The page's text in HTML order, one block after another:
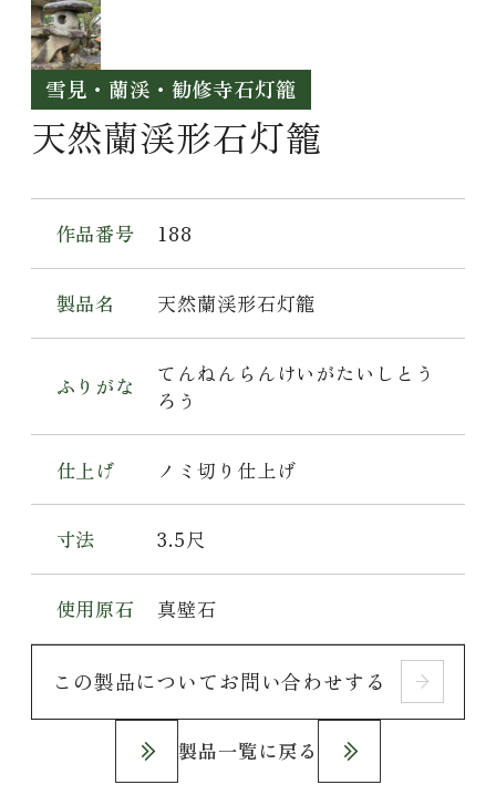
雪見・蘭渓・勧修寺石灯籠
天然蘭渓形石灯籠
作品番号 188
製品名 天然蘭渓形石灯籠
ふりがな
てんねんらんけいがたいしとう
ろう
仕上げ ノミ切り仕上げ
寸法 3.5尺
使用原石 真壁石
この製品についてお問い合わせする
製品一覧に戻る